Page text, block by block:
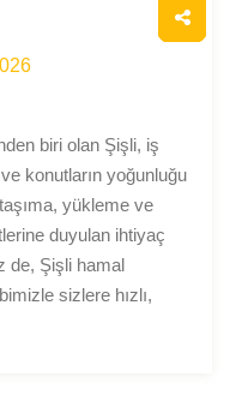
biri olan Şişli, iş
konutların yoğunluğu
yükleme ve
duyulan ihtiyaç
de, Şişli hamal
sizlere hızlı,